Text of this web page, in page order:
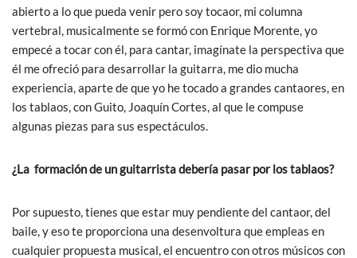
abierto a lo que pueda venir pero soy tocaor, mi columna
vertebral, musicalmente se formó con Enrique Morente, yo
empecé a tocar con él, para cantar, imagínate la perspectiva que
él me ofreció para desarrollar la guitarra, me dio mucha
experiencia, aparte de que yo he tocado a grandes cantaores, en
los tablaos, con Guito, Joaquín Cortes, al que le compuse
algunas piezas para sus espectáculos.
¿La formación de un guitarrista debería pasar por los tablaos?
Por supuesto, tienes que estar muy pendiente del cantaor, del
baile, y eso te proporciona una desenvoltura que empleas en
cualquier propuesta musical, el encuentro con otros músicos con